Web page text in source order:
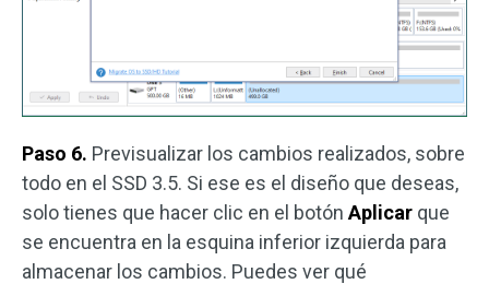
Paso 6. Previsualizar los cambios realizados, sobre
todo en el SSD 3.5. Si ese es el diseño que deseas,
solo tienes que hacer clic en el botón Aplicar que
se encuentra en la esquina inferior izquierda para
almacenar los cambios. Puedes ver qué